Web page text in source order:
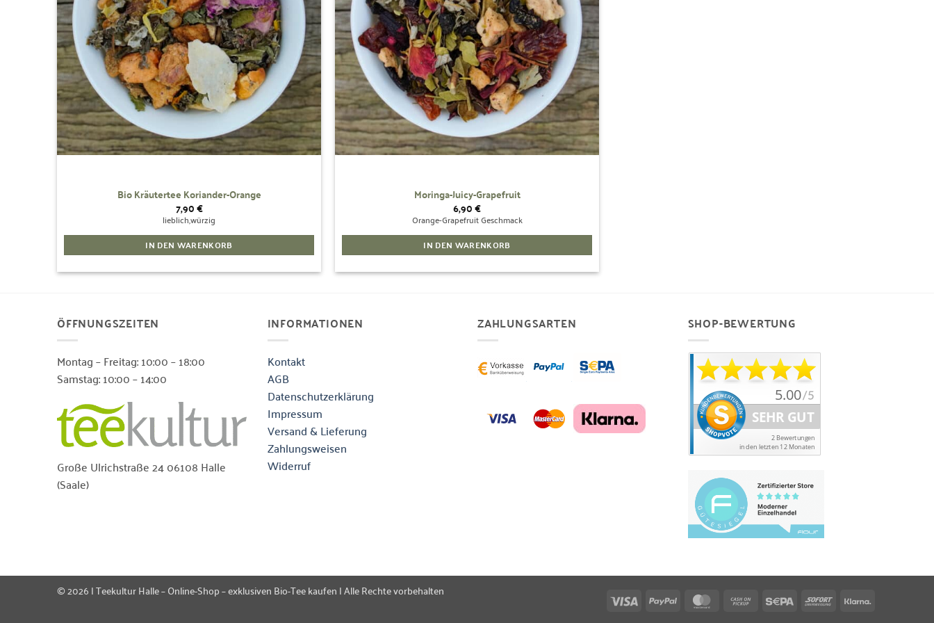
Bio Kräutertee Koriander-Orange
7,90€
lieblich,würzig
IN DEN WARENKORB
Moringa-Juicy-Grapefruit
6,90€
Orange-Grapefruit Geschmack
IN DEN WARENKORB
ÖFFNUNGSZEITEN
Montag – Freitag: 10:00 – 18:00
Samstag: 10:00 – 14:00
Große Ulrichstraße 24 06108 Halle
(Saale)
INFORMATIONEN
Kontakt
AGB
Datenschutzerklärung
Impressum
Versand & Lieferung
Zahlungsweisen
Widerruf
ZAHLUNGSARTEN SHOP-BEWERTUNG
Visa PayPal MasterCard Cash
Sepa Sofort
© 2026 | Teekultur Halle – Online-Shop – exklusiven Bio-Tee kaufen | Alle Rechte vorbehalten